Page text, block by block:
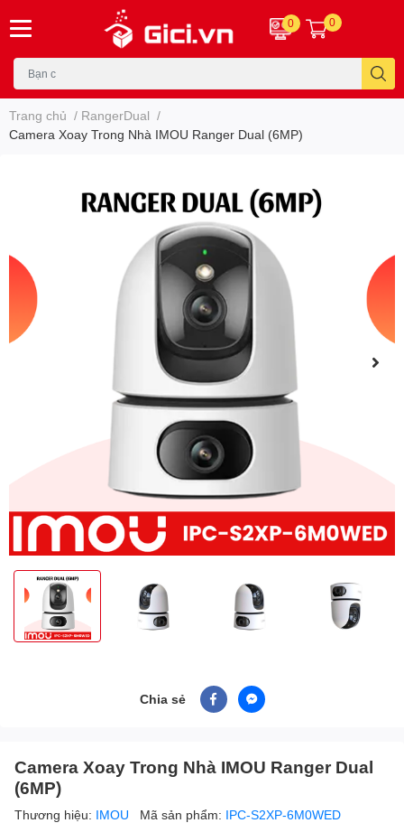
0 0
Trang chủ / RangerDual /
Camera Xoay Trong Nhà IMOU Ranger Dual (6MP)
Chia sẻ
Camera Xoay Trong Nhà IMOU Ranger Dual
(6MP)
Thương hiệu: IMOU Mã sản phẩm: IPC-S2XP-6M0WED